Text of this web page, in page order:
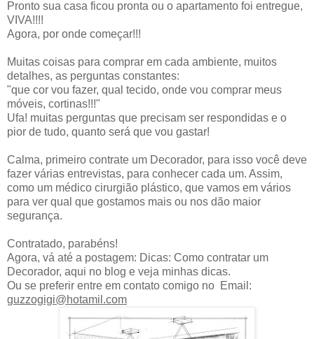
Pronto sua casa ficou pronta ou o apartamento foi entregue,
VIVA!!!!
Agora, por onde começar!!!
Muitas coisas para comprar em cada ambiente, muitos
detalhes, as perguntas constantes:
"que cor vou fazer, qual tecido, onde vou comprar meus
móveis, cortinas!!!"
Ufa! muitas perguntas que precisam ser respondidas e o
pior de tudo, quanto será que vou gastar!
Calma, primeiro contrate um Decorador, para isso você deve
fazer várias entrevistas, para conhecer cada um. Assim,
como um médico cirurgião plástico, que vamos em vários
para ver qual que gostamos mais ou nos dão maior
segurança.
Contratado, parabéns!
Agora, vá até a postagem: Dicas: Como contratar um
Decorador, aqui no blog e veja minhas dicas.
Ou se preferir entre em contato comigo no Email:
guzzogigi@hotamil.com